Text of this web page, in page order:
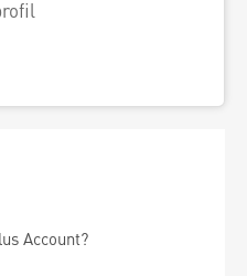
Account?